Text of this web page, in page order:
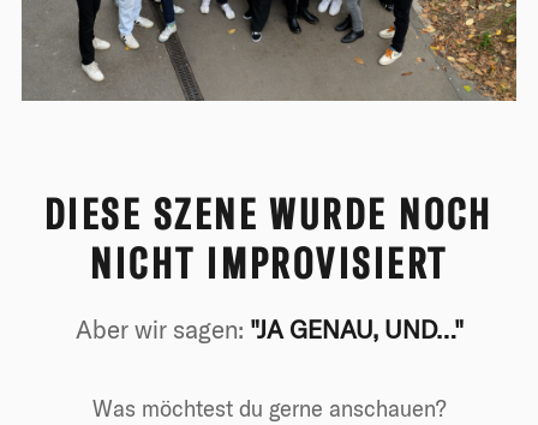
DIESE SZENE WURDE NOCH
NICHT IMPROVISIERT
Aber wir sagen: "JA GENAU, UND…"
Was möchtest du gerne anschauen?